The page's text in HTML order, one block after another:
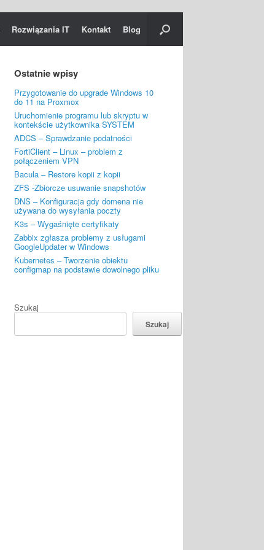
Rozwiązania IT Kontakt Blog
Ostatnie wpisy
Przygotowanie do upgrade Windows 10
do 11 na Proxmox
Uruchomienie programu lub skryptu w
kontekście użytkownika SYSTEM
ADCS – Sprawdzanie podatności
FortiClient – Linux – problem z
połączeniem VPN
Bacula – Restore kopii z kopii
ZFS -Zbiorcze usuwanie snapshotów
DNS – Konfiguracja gdy domena nie
używana do wysyłania poczty
K3s – Wygaśnięte certyfikaty
Zabbix zgłasza problemy z usługami
GoogleUpdater w Windows
Kubernetes – Tworzenie obiektu
configmap na podstawie dowolnego pliku
Szukaj
Szukaj